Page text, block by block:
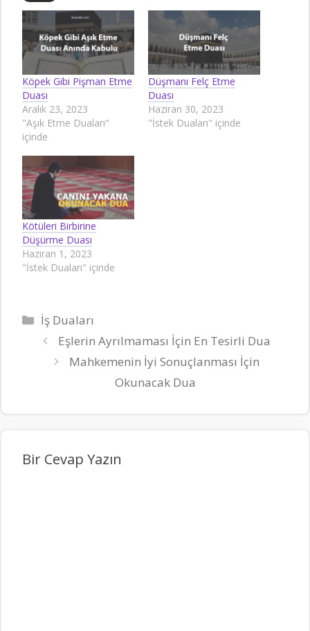
Köpek Gibi Pişman Etme
Duası
Aralık 23, 2023
"Aşık Etme Duaları"
içinde
Düşmanı Felç Etme
Duası
Haziran 30, 2023
"İstek Duaları" içinde
Kötüleri Birbirine
Düşürme Duası
Haziran 1, 2023
"İstek Duaları" içinde
Kategoriler
İş Duaları
Eşlerin Ayrılmaması İçin En Tesirli Dua
Mahkemenin İyi Sonuçlanması İçin
Okunacak Dua
Bir Cevap Yazın